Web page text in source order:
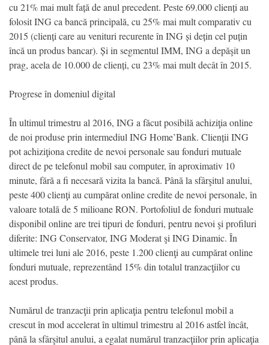
cu 21% mai mult față de anul precedent. Peste 69.000 clienți au
folosit ING ca bancă principală, cu 25% mai mult comparativ cu
2015 (clienți care au venituri recurente în ING și dețin cel puțin
încă un produs bancar). Și in segmentul IMM, ING a depăşit un
prag, acela de 10.000 de clienți, cu 23% mai mult decât în 2015.
Progrese în domeniul digital
În ultimul trimestru al 2016, ING a făcut posibilă achiziţia online
de noi produse prin intermediul ING Home’Bank. Clienții ING
pot achiziţiona credite de nevoi personale sau fonduri mutuale
direct de pe telefonul mobil sau computer, în aproximativ 10
minute, fără a fi necesară vizita la bancă. Până la sfârşitul anului,
peste 400 clienţi au cumpărat online credite de nevoi personale, în
valoare totală de 5 milioane RON. Portofoliul de fonduri mutuale
disponibil online are trei tipuri de fonduri, pentru nevoi şi profiluri
diferite: ING Conservator, ING Moderat şi ING Dinamic. În
ultimele trei luni ale 2016, peste 1.200 clienţi au cumpărat online
fonduri mutuale, reprezentând 15% din totalul tranzacţiilor cu
acest produs.
Numărul de tranzacţii prin aplicaţia pentru telefonul mobil a
crescut în mod accelerat în ultimul trimestru al 2016 astfel încât,
până la sfârşitul anului, a egalat numărul tranzacţiilor prin aplicaţia